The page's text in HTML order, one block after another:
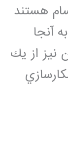
هستند
آنجا
نیز از يك